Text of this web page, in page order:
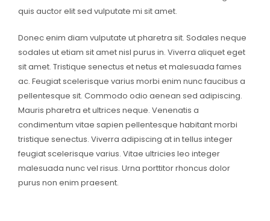
quis auctor elit sed vulputate mi sit amet.
Donec enim diam vulputate ut pharetra sit. Sodales neque
sodales ut etiam sit amet nisl purus in. Viverra aliquet eget
sit amet. Tristique senectus et netus et malesuada fames
ac. Feugiat scelerisque varius morbi enim nunc faucibus a
pellentesque sit. Commodo odio aenean sed adipiscing.
Mauris pharetra et ultrices neque. Venenatis a
condimentum vitae sapien pellentesque habitant morbi
tristique senectus. Viverra adipiscing at in tellus integer
feugiat scelerisque varius. Vitae ultricies leo integer
malesuada nunc vel risus. Urna porttitor rhoncus dolor
purus non enim praesent.